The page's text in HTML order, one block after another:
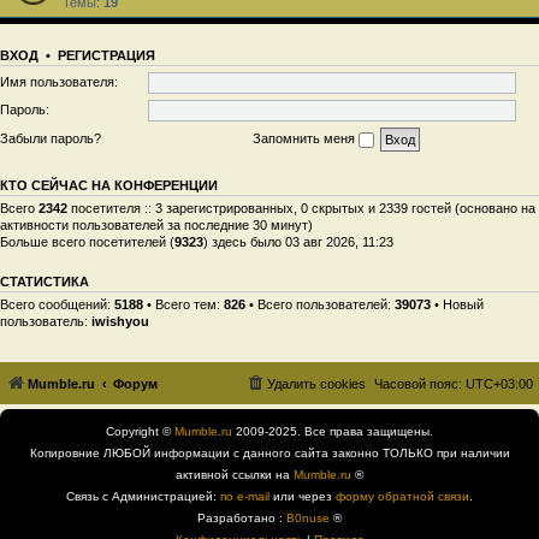
ВХОД • РЕГИСТРАЦИЯ
Имя пользователя:
Пароль:
Забыли пароль?
Запомнить меня
КТО СЕЙЧАС НА КОНФЕРЕНЦИИ
Всего 2342 посетителя :: 3 зарегистрированных, 0 скрытых и 2339 гостей (основано на
активности пользователей за последние 30 минут)
Больше всего посетителей (9323) здесь было 03 авг 2026, 11:23
СТАТИСТИКА
Всего сообщений: 5188 • Всего тем: 826 • Всего пользователей: 39073 • Новый
пользователь: iwishyou
Mumble.ru Форум Часовой пояс: UTC+03:00
Удалить cookies
Copyright ©Mumble.ru 2009-2025. Все права защищены.
Копировние ЛЮБОЙ информации с данного сайта законно ТОЛЬКО при наличии
активной ссылки на Mumble.ru ®
Связь с Администрацией: по e-mail или через форму обратной связи
Разработано : B0nuse ®